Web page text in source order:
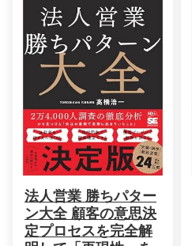
法人営業 勝ちパター
ン大全 顧客の意思決
定プロセスを完全解